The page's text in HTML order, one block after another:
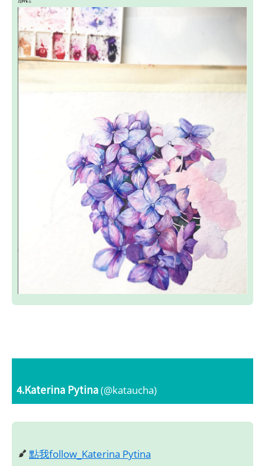
4.Katerina Pytina(@kataucha)
點我follow_Katerina Pytina